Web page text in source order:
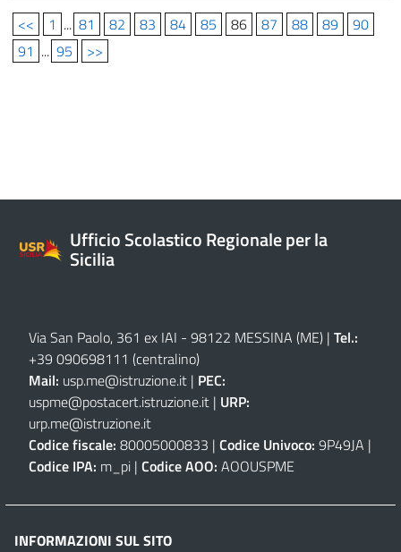
<< 1 ... 81 82 83 84 85 86 87 88 89
90
91 ... 95 >>
Ufficio Scolastico Regionale per la
Sicilia
Via San Paolo, 361 ex IAI - 98122 MESSINA (ME) | Tel.:
+39 090698111 (centralino)
Mail: usp.me@istruzione.it | PEC:
uspme@postacert.istruzione.it | URP:
urp.me@istruzione.it
Codice fiscale: 80005000833 | Codice Univoco: 9P49JA |
Codice IPA: m_pi | Codice AOO: AOOUSPME
INFORMAZIONI SUL SITO